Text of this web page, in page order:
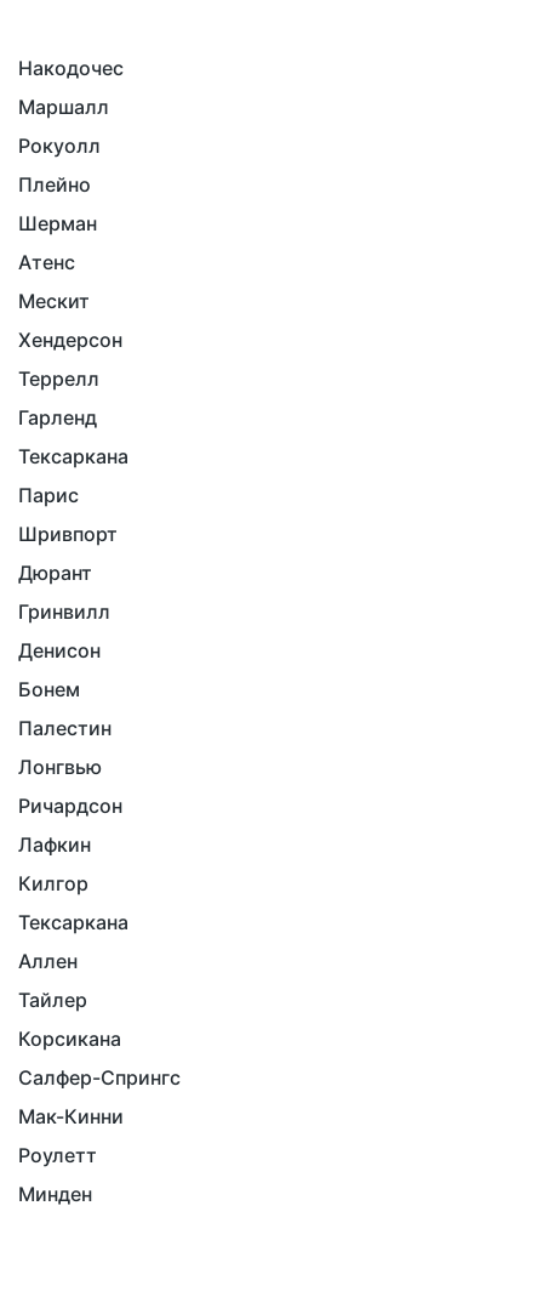
Накодочес
Маршалл
Рокуолл
Плейно
Шерман
Атенс
Мескит
Хендерсон
Террелл
Гарленд
Тексаркана
Парис
Шривпорт
Дюрант
Гринвилл
Денисон
Бонем
Палестин
Лонгвью
Ричардсон
Лафкин
Килгор
Тексаркана
Аллен
Тайлер
Корсикана
Салфер-Спрингс
Мак-Кинни
Роулетт
Минден